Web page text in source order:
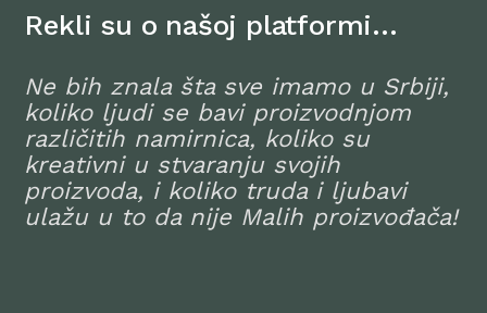
Rekli su o našoj platformi…
Ne bih znala šta sve imamo u Srbiji,
koliko ljudi se bavi proizvodnjom
različitih namirnica, koliko su
kreativni u stvaranju svojih
proizvoda, i koliko truda i ljubavi
ulažu u to da nije Malih proizvođača!